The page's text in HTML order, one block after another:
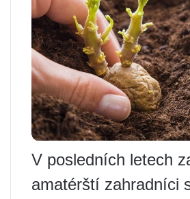
V posledních letech
amatérští zahradníci